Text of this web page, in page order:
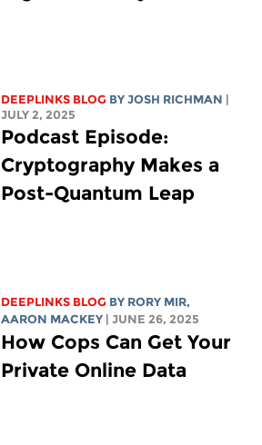
DEEPLINKS BLOG BYJOSH RICHMAN |
JULY 2, 2025
Podcast Episode:
Cryptography Makes a
Post-Quantum Leap
DEEPLINKS BLOG BY RORY MIR,
AARON MACKEY | JUNE 26, 2025
How Cops Can Get Your
Private Online Data